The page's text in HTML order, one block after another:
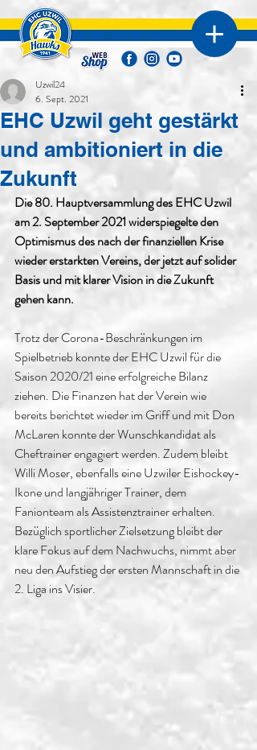
EHC Uzwil geht gestärkt
und ambitioniert in die
Zukunft
Uzwil24
6. Sept. 2021
Die 80. Hauptversammlung des EHC Uzwil
am 2. September 2021 widerspiegelte den
Optimismus des nach der finanziellen Krise
wieder erstarkten Vereins, der jetzt auf solider
Basis und mit klarer Vision in die Zukunft
gehen kann.
Trotz der Corona-Beschränkungen im
Spielbetrieb konnte der EHC Uzwil für die
Saison 2020/21 eine erfolgreiche Bilanz
ziehen. Die Finanzen hat der Verein wie
bereits berichtet wieder im Griff und mit Don
McLaren konnte der Wunschkandidat als
Cheftrainer engagiert werden. Zudem bleibt
Willi Moser, ebenfalls eine Uzwiler Eishockey-
Ikone und langjähriger Trainer, dem
Fanionteam als Assistenztrainer erhalten.
Bezüglich sportlicher Zielsetzung bleibt der
klare Fokus auf dem Nachwuchs, nimmt aber
neu den Aufstieg der ersten Mannschaft in die
2. Liga ins Visier.